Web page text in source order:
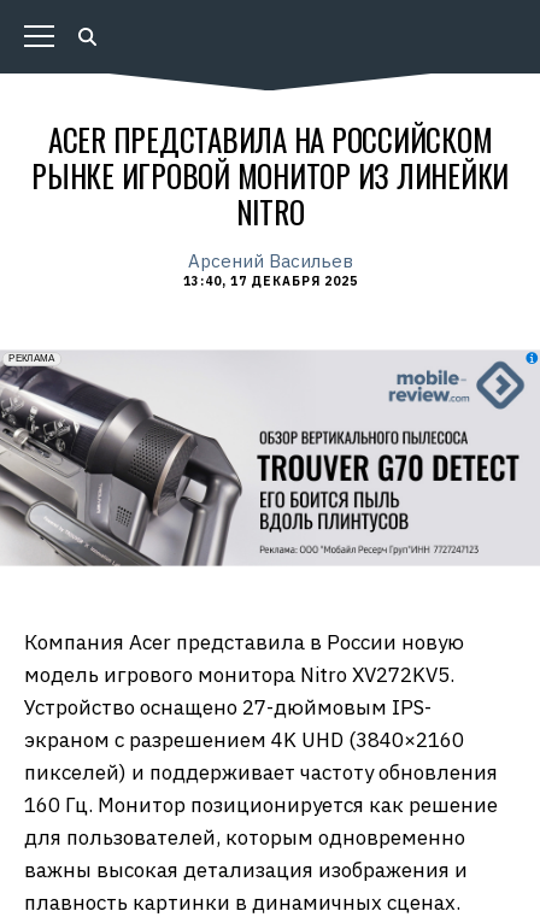
ACER ПРЕДСТАВИЛА НА РОССИЙСКОМ
РЫНКЕ ИГРОВОЙ МОНИТОР ИЗ ЛИНЕЙКИ
NITRO
Арсений Васильев
13:40, 17 ДЕКАБРЯ 2025
erid: 2VfnxxmNzs5
РЕКЛАМА
Компания Acer представила в России новую
модель игрового монитора Nitro XV272KV5.
Устройство оснащено 27-дюймовым IPS-
экраном с разрешением 4K UHD (3840×2160
пикселей) и поддерживает частоту обновления
160 Гц. Монитор позиционируется как решение
для пользователей, которым одновременно
важны высокая детализация изображения и
плавность картинки в динамичных сценах.